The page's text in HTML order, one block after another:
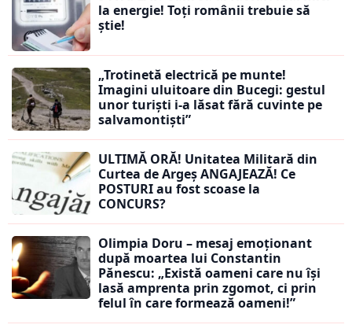
la energie! Toți românii trebuie să
știe!
„Trotinetă electrică pe munte!
Imagini uluitoare din Bucegi: gestul
unor turiști i-a lăsat fără cuvinte pe
salvamontiști”
ULTIMĂ ORĂ! Unitatea Militară din
Curtea de Argeș ANGAJEAZĂ! Ce
POSTURI au fost scoase la
CONCURS?
Olimpia Doru – mesaj emoționant
după moartea lui Constantin
Pănescu: „Există oameni care nu își
lasă amprenta prin zgomot, ci prin
felul în care formează oameni!”